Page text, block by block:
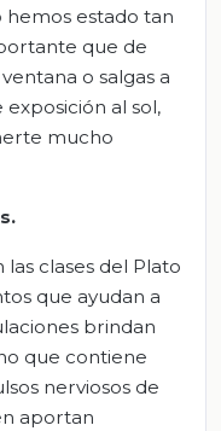
hemos estado tan
que de
o salgas a
al sol,
mucho
clases del Plato
que ayudan a
brindan
que contiene
nerviosos de
aportan